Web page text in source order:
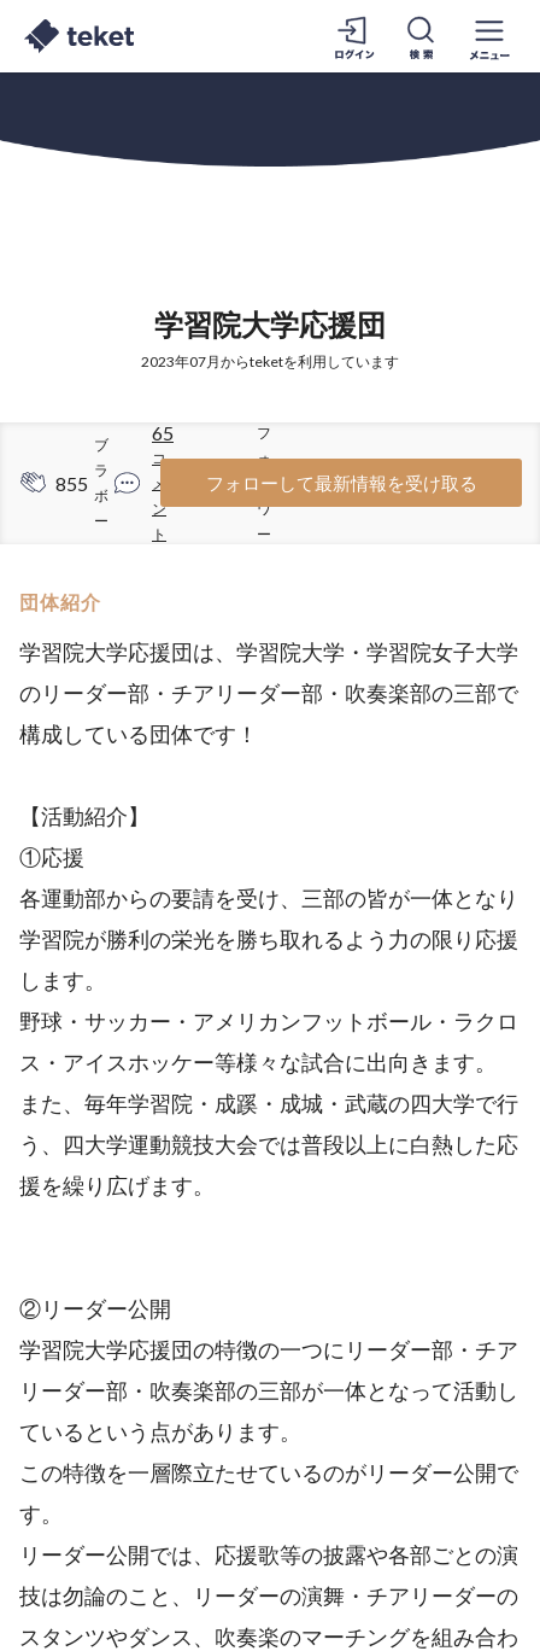
学習院大学応援団
2023年07月からteketを利用しています
855
ブ
ラ
ボ
ー
65
コ
メ
ン
ト
284
フ
ォ
ロ
ワ
ー
フォローして最新情報を受け取る
団体紹介
学習院大学応援団は、学習院大学・学習院女子大学
のリーダー部・チアリーダー部・吹奏楽部の三部で
構成している団体です！
【活動紹介】
①応援
各運動部からの要請を受け、三部の皆が一体となり
学習院が勝利の栄光を勝ち取れるよう力の限り応援
します。
野球・サッカー・アメリカンフットボール・ラクロ
ス・アイスホッケー等様々な試合に出向きます。
また、毎年学習院・成蹊・成城・武蔵の四大学で行
う、四大学運動競技大会では普段以上に白熱した応
援を繰り広げます。
②リーダー公開
学習院大学応援団の特徴の一つにリーダー部・チア
リーダー部・吹奏楽部の三部が一体となって活動し
ているという点があります。
この特徴を一層際立たせているのがリーダー公開で
す。
リーダー公開では、応援歌等の披露や各部ごとの演
技は勿論のこと、リーダーの演舞・チアリーダーの
スタンツやダンス、吹奏楽のマーチングを組み合わ